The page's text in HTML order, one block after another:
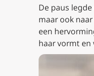
De paus
maar ook
een
haar vormt en